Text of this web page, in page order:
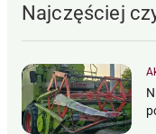
Najczęściej